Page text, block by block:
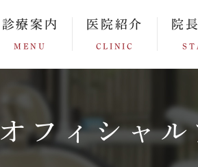
診療案内
MENU
医院紹介
CLINIC
院
オフィシャ